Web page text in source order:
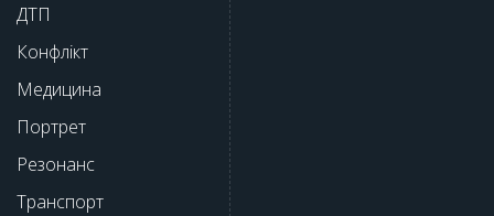
ДТП
Конфлікт
Медицина
Портрет
Резонанс
Транспорт